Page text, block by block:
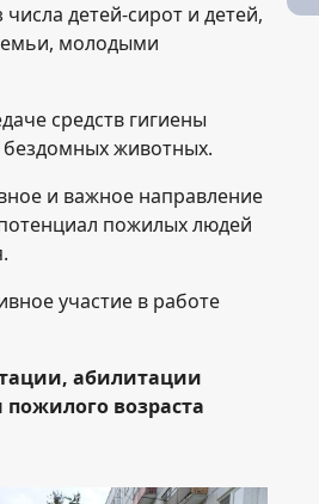
детей-сирот и детей,
молодыми
средств гигиены
животных.
и важное направление
пожилых людей
участие в работе
абилитации
возраста